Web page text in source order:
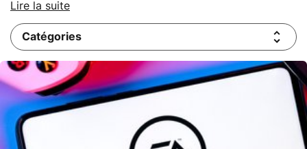
lescasques gamer
gaming...) Actualités, bons plans, dossiers, astuces,
vidéos, forum de discussions... ne manquez rien des
Lire la suite
Catégories